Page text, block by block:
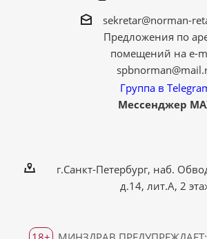
sekretar@norman-
Предложения по
помещений на e-
Группа в
Мессенджер
г.Санкт-Петербург, наб.
д.14, лит.А, 2